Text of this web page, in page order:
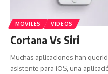
MOVILES VIDEOS
Cortana Vs Siri
Muchas aplicaciones han
asistente para iOS, una